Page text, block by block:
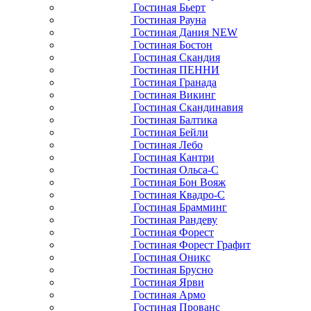
Гостиная Бьерт
Гостиная Рауна
Гостиная Дания NEW
Гостиная Бостон
Гостиная Скандия
Гостиная ПЕННИ
Гостиная Гранада
Гостиная Викинг
Гостиная Скандинавия
Гостиная Балтика
Гостиная Бейли
Гостиная Лебо
Гостиная Кантри
Гостиная Ольса-С
Гостиная Бон Вояж
Гостиная Квадро-С
Гостиная Брамминг
Гостиная Рандеву
Гостиная Форест
Гостиная Форест Графит
Гостиная Оникс
Гостиная Брусно
Гостиная Ярви
Гостиная Армо
Гостиная Прованс